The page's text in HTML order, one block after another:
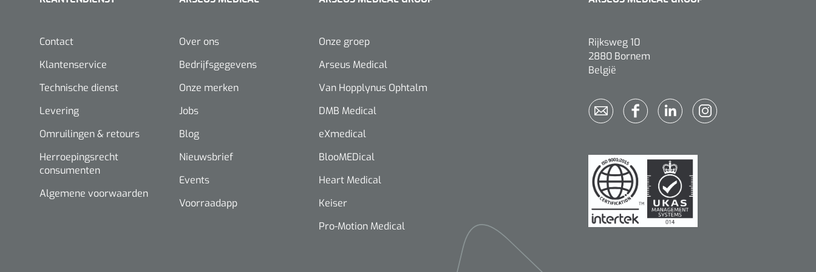
Contact
Klantenservice
Technische dienst
Levering
Omruilingen & retours
Herroepingsrecht
consumenten
Algemene voorwaarden
Over ons
Bedrijfsgegevens
Onze merken
Jobs
Blog
Nieuwsbrief
Events
Voorraadapp
Onze groep
Arseus Medical
Van Hopplynus Ophtalm
DMB Medical
eXmedical
BlooMEDical
Heart Medical
Keiser
Pro-Motion Medical
Rijksweg 10
2880 Bornem
België